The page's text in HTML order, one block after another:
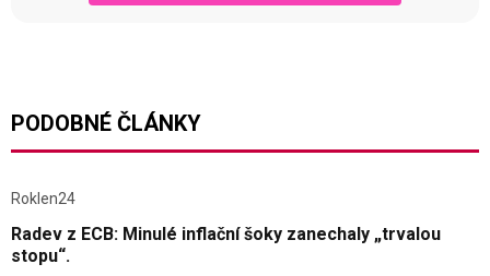
PODOBNÉ ČLÁNKY
Roklen24
Radev z ECB: Minulé inflační šoky zanechaly „trvalou
stopu“.